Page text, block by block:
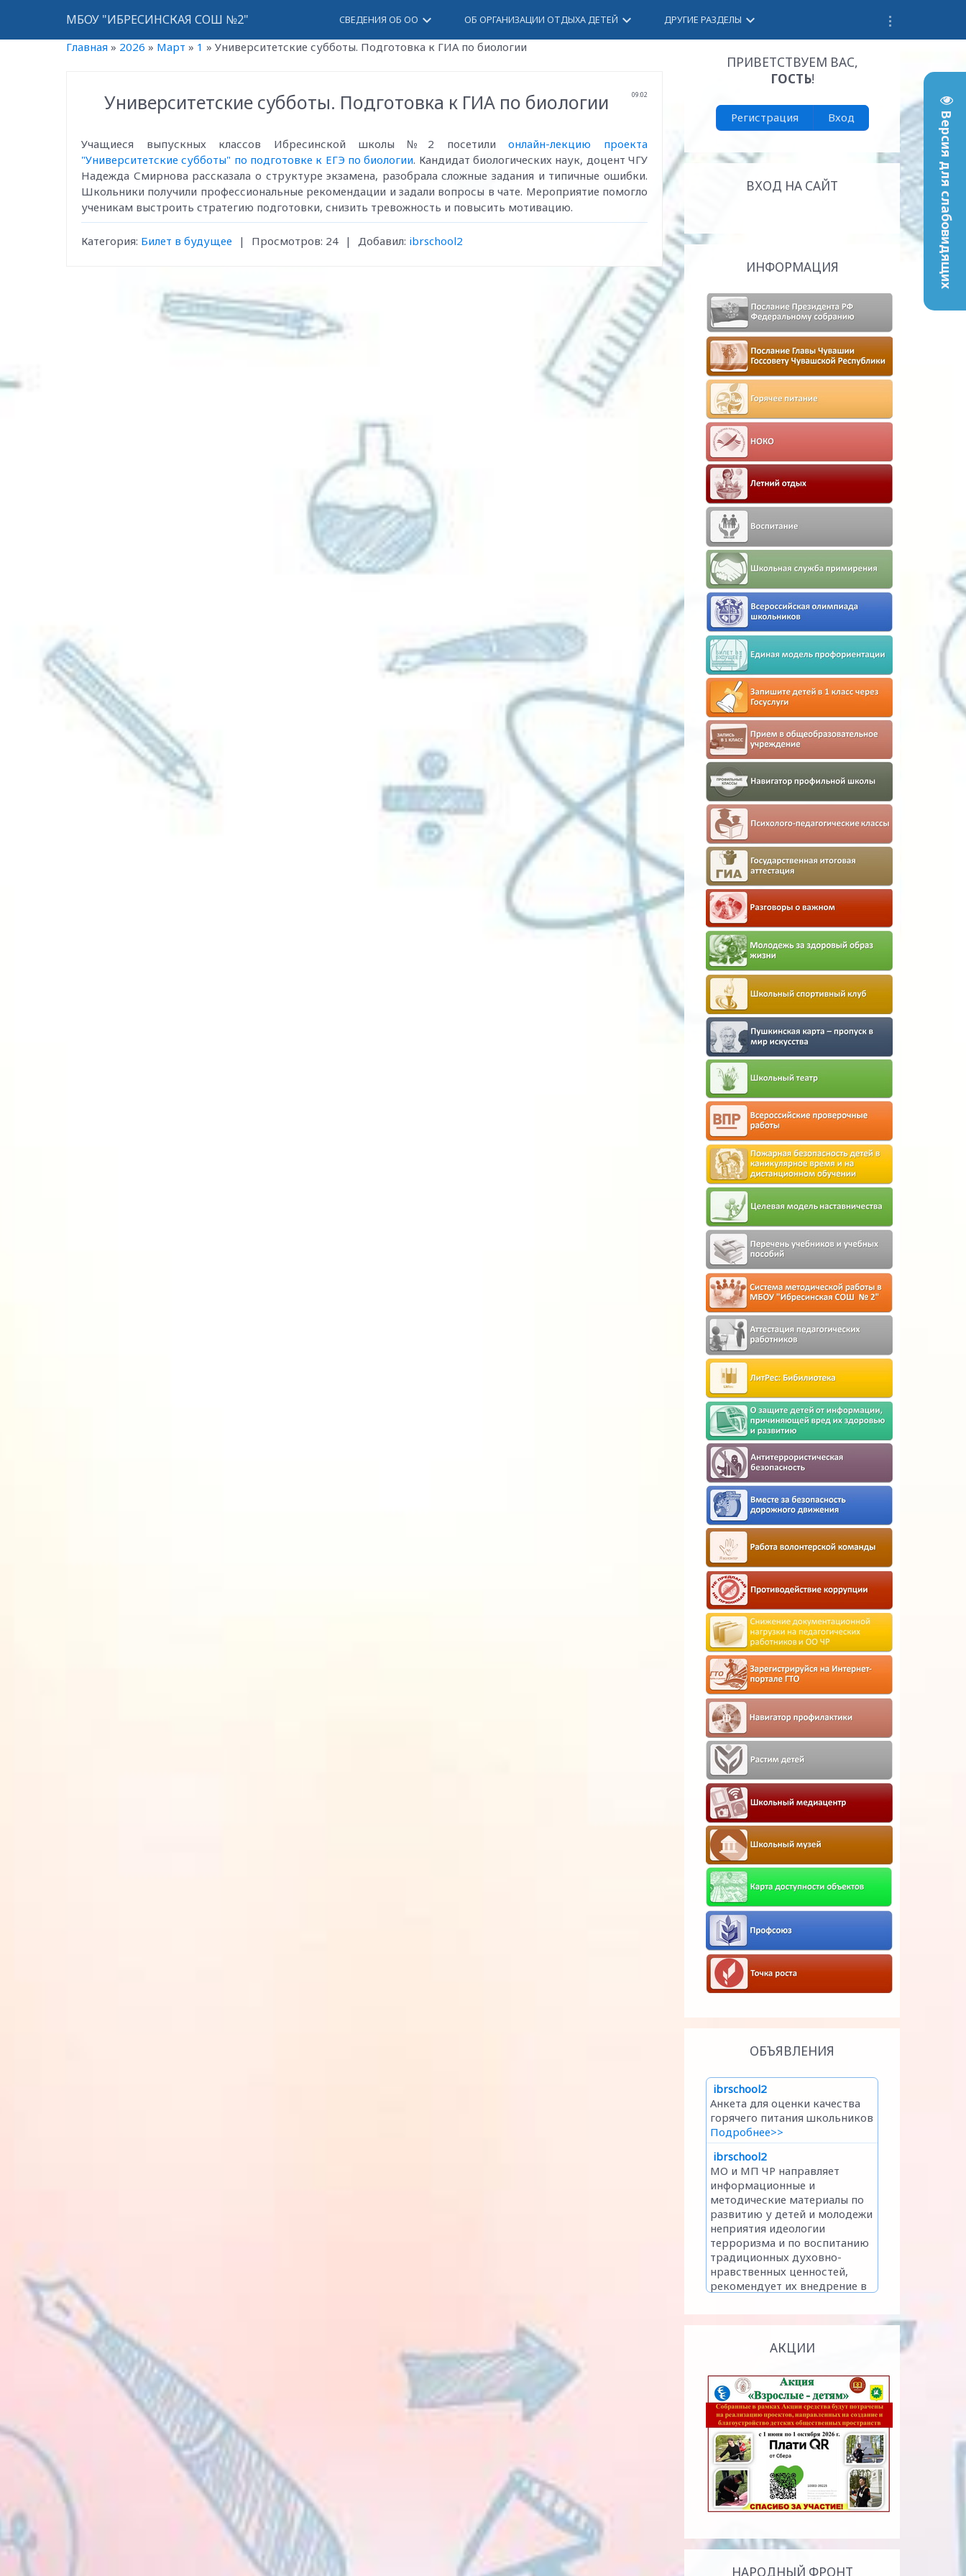
Версия для слабовидящих
МБОУ "ИБРЕСИНСКАЯ СОШ №2" СВЕДЕНИЯ ОБ ОО keyboard_arrow_down ОБ ОРГАНИЗАЦИИ ОТДЫХА ДЕТЕЙ keyboard_arrow_down ДРУГИЕ РАЗДЕЛЫ keyboard_arrow_down
Главная » 2026 » Март » 1 » Университетские субботы. Подготовка к ГИА по биологии
09:02
Университетские субботы. Подготовка к ГИА по биологии
Учащиеся выпускных классов Ибресинской школы №2 посетилионлайн-лекцию проекта
"Университетские субботы" по подготовке к ЕГЭ по биологии. Кандидат биологических наук, доцент ЧГУ
Надежда Смирнова рассказала о структуре экзамена, разобрала сложные задания и типичные ошибки.
Школьники получили профессиональные рекомендации и задали вопросы в чате. Мероприятие помогло
ученикам выстроить стратегию подготовки, снизить тревожность и повысить мотивацию.
Категория: Билет в будущее | Просмотров: 24 | Добавил: ibrschool2
ПРИВЕТСТВУЕМ ВАС,
ГОСТЬ!
Регистрация Вход
ВХОД НА САЙТ
ИНФОРМАЦИЯ
ОБЪЯВЛЕНИЯ
АКЦИИ
НАРОДНЫЙ ФРОНТ